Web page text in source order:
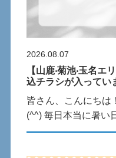
2026.08.07
【⼭⿅‧菊池‧⽟名
込チラシが⼊ってい
皆さん、こんにちは
(^^) 毎⽇本当に暑い